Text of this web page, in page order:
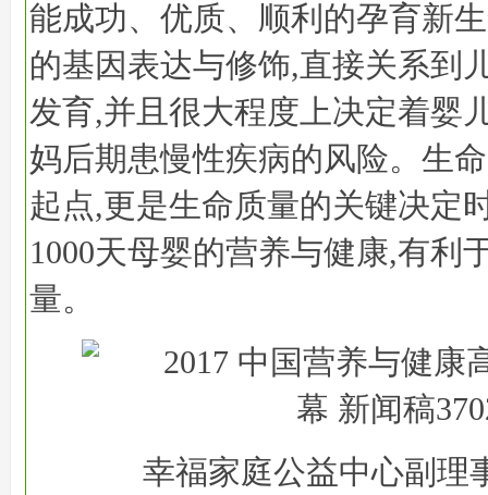
能成功、优质、顺利的孕育新
的基因表达与修饰,直接关系到
发育,并且很大程度上决定着婴
妈后期患慢性疾病的风险。生
起点,更是生命质量的关键决定
1000天母婴的营养与健康,有利
量。
幸福家庭公益中心副